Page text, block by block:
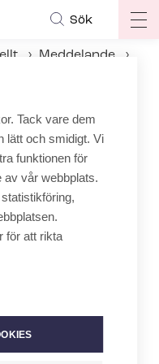
Sök
Meddelande
För­lik­
avblåses
godkänt riks­
Tack vare dem
lätt och smidigt. Vi
funktionen för
av vår webbplats.
för att rikta